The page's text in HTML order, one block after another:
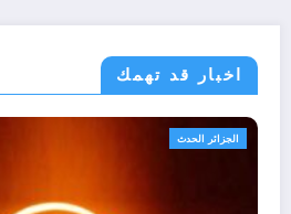
اخبار قد تهمك
أحوال عربية الحدث